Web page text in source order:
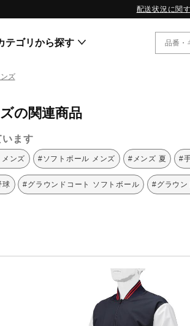
配送状況に関
テゴリから探す
LS
ス
W.PROPHECY1｜特集
WP MAGIC MITA｜特集
WP STRAP｜特集
スペシャルカラーパック｜
商品をすべて見る
ンズ
の関連商品
います
ンズ #ソフトボール メンズ #メンズ 夏 #
球 #グラウンドコート ソフトボール #グラウン